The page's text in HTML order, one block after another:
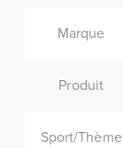
Marque
Produit
Sport/Thème